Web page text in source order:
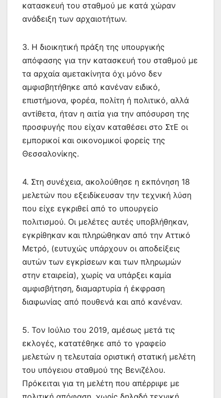
κατασκευή του σταθμού με κατά χώραν
ανάδειξη των αρχαιοτήτων.
3. Η διοικητική πράξη της υπουργικής
απόφασης για την κατασκευή του σταθμού με
τα αρχαία αμετακίνητα όχι μόνο δεν
αμφισβητήθηκε από κανέναν ειδικό,
επιστήμονα, φορέα, πολίτη ή πολιτικό, αλλά
αντίθετα, ήταν η αιτία για την απόσυρση της
προσφυγής που είχαν καταθέσει στο ΣτΕ οι
εμπορικοί και οικονομικοί φορείς της
Θεσσαλονίκης.
4. Στη συνέχεια, ακολούθησε η εκπόνηση 18
μελετών που εξειδίκευσαν την τεχνική λύση
που είχε εγκριθεί από το υπουργείο
πολιτισμού. Οι μελέτες αυτές υποβλήθηκαν,
εγκρίθηκαν και πληρώθηκαν από την Αττικό
Μετρό, (ευτυχώς υπάρχουν οι αποδείξεις
αυτών των εγκρίσεων και των πληρωμών
στην εταιρεία), χωρίς να υπάρξει καμία
αμφισβήτηση, διαμαρτυρία ή έκφραση
διαφωνίας από πουθενά και από κανέναν.
5. Τον Ιούλιο του 2019, αμέσως μετά τις
εκλογές, κατατέθηκε από το γραφείο
μελετών η τελευταία οριστική στατική μελέτη
του υπόγειου σταθμού της Βενιζέλου.
Πρόκειται για τη μελέτη που απέρριψε με